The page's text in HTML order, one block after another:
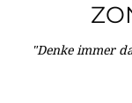
"Denke immer